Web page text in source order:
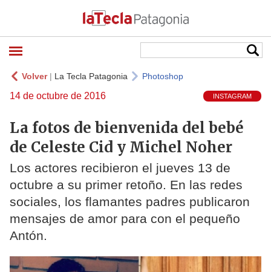
Volver| La Tecla Patagonia Photoshop
14 de octubre de 2016 INSTAGRAM
La fotos de bienvenida del bebé
de Celeste Cid y Michel Noher
Los actores recibieron el jueves 13 de
octubre a su primer retoño. En las redes
sociales, los flamantes padres publicaron
mensajes de amor para con el pequeño
Antón.